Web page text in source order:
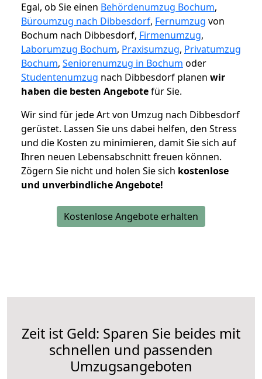
Egal, ob Sie einen Behördenumzug Bochum,
Büroumzug nach Dibbesdorf, Fernumzug von
Bochum nach Dibbesdorf, Firmenumzug,
Laborumzug Bochum, Praxisumzug, Privatumzug
Bochum, Seniorenumzug in Bochum oder
Studentenumzug nach Dibbesdorf planen wir
haben die besten Angebotefür Sie.
Wir sind für jede Art von Umzug nach Dibbesdorf
gerüstet. Lassen Sie uns dabei helfen, den Stress
und die Kosten zu minimieren, damit Sie sich auf
Ihren neuen Lebensabschnitt freuen können.
Zögern Sie nicht und holen Sie sich kostenlose
und unverbindliche Angebote!
Kostenlose Angebote erhalten
Zeit ist Geld: Sparen Sie beides mit
schnellen und passenden
Umzugsangeboten